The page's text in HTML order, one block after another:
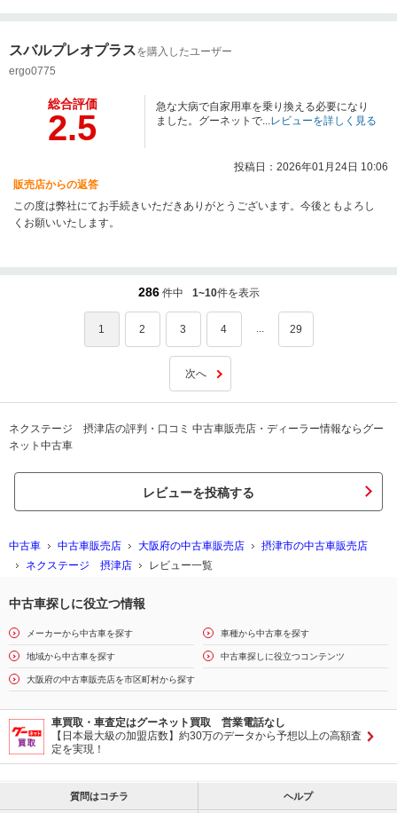
スバルプレオプラスを購入したユーザー
ergo0775
総合評価
2.5
急な大病で自家用車を乗り換える必要になり
ました。グーネットで...レビューを詳しく見る
投稿日：2026年01月24日 10:06
販売店からの返答
この度は弊社にてお手続きいただきありがとうございます。今後ともよろし
くお願いいたします。
286 件中 1~10件を表示
1 2 3 4 ... 29
次へ
ネクステージ 摂津店の評判・口コミ 中古車販売店・ディーラー情報ならグー
ネット中古車
レビューを投稿する
中古車 中古車販売店 大阪府の中古車販売店
摂津市の中古車販売店
ネクステージ 摂津店
レビュー一覧
中古車探しに役立つ情報
メーカーから中古車を探す 車種から中古車を探す
地域から中古車を探す 中古車探しに役立つコンテンツ
大阪府の中古車販売店を市区町村から探す
車買取・車査定はグーネット買取 営業電話なし
【日本最大級の加盟店数】約30万のデータから予想以上の高額査
定を実現！
質問はコチラ ヘルプ